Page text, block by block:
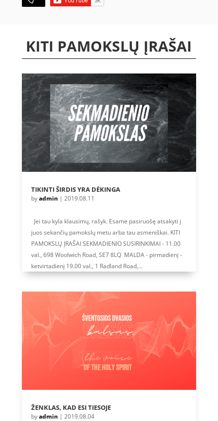
KITI PAMOKSLŲ ĮRAŠAI
TIKINTI ŠIRDIS YRA DĖKINGA
byadmin | 2019.08.11
Jei tau kyla klausimų, rašyk. Esame pasiruošę atsakyti į
juos sekančių pamokslų metu arba tau asmeniškai. KITI
PAMOKSLŲ ĮRAŠAI SEKMADIENIO SUSIRINKIMAI - 11.00
val., 698 Woolwich Road, SE7 8LQ MALDA - pirmadienį -
ketvirtadienį 19.00 val., 1 Radland Road,...
ŽENKLAS, KAD ESI TIESOJE
byadmin | 2019.08.04